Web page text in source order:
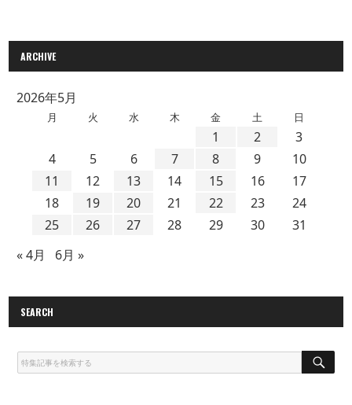
ARCHIVE
2026年5月
月 火 水 木 金 土 日
1 2
3
4
5 6 7 8 9
10
11
12 13 14 15 16
17
18
19 20 21 22 23
24
25
26 27 28 29 30
31
« 4月
6月 »
SEARCH
S
R